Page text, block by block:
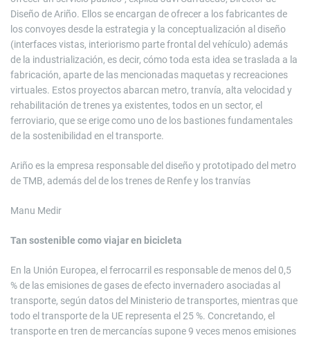
Diseño de Ariño. Ellos se encargan de ofrecer a los fabricantes de
los convoyes desde la estrategia y la conceptualización al diseño
(interfaces vistas, interiorismo parte frontal del vehículo) además
de la industrialización, es decir, cómo toda esta idea se traslada a la
fabricación, aparte de las mencionadas maquetas y recreaciones
virtuales. Estos proyectos abarcan metro, tranvía, alta velocidad y
rehabilitación de trenes ya existentes, todos en un sector, el
ferroviario, que se erige como uno de los bastiones fundamentales
de la sostenibilidad en el transporte.
Ariño es la empresa responsable del diseño y prototipado del metro
de TMB, además del de los trenes de Renfe y los tranvías
Manu Medir
Tan sostenible como viajar en bicicleta
En la Unión Europea, el ferrocarril es responsable de menos del 0,5
% de las emisiones de gases de efecto invernadero asociadas al
transporte, según datos del Ministerio de transportes, mientras que
todo el transporte de la UE representa el 25 %. Concretando, el
transporte en tren de mercancías supone 9 veces menos emisiones